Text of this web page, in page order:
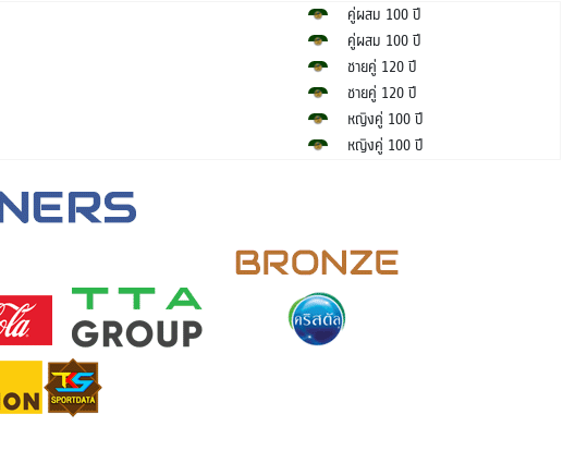
คู่ผสม 100 ปี
คู่ผสม 100 ปี
ชายคู่ 120 ปี
ชายคู่ 120 ปี
หญิงคู่ 100 ปี
หญิงคู่ 100 ปี